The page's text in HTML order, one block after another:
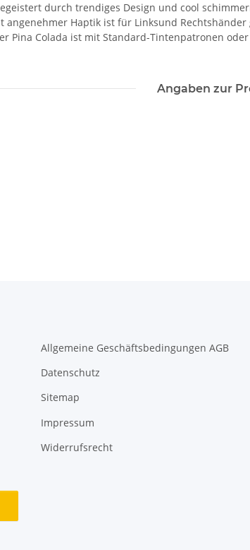
durch trendiges Design und cool
angenehmer Haptik ist für Linksund
Pina Colada ist mit Standard-Tintenpatronen
Angaben zur
Allgemeine Geschäftsbedingungen AGB
Datenschutz
Sitemap
Impressum
Widerrufsrecht